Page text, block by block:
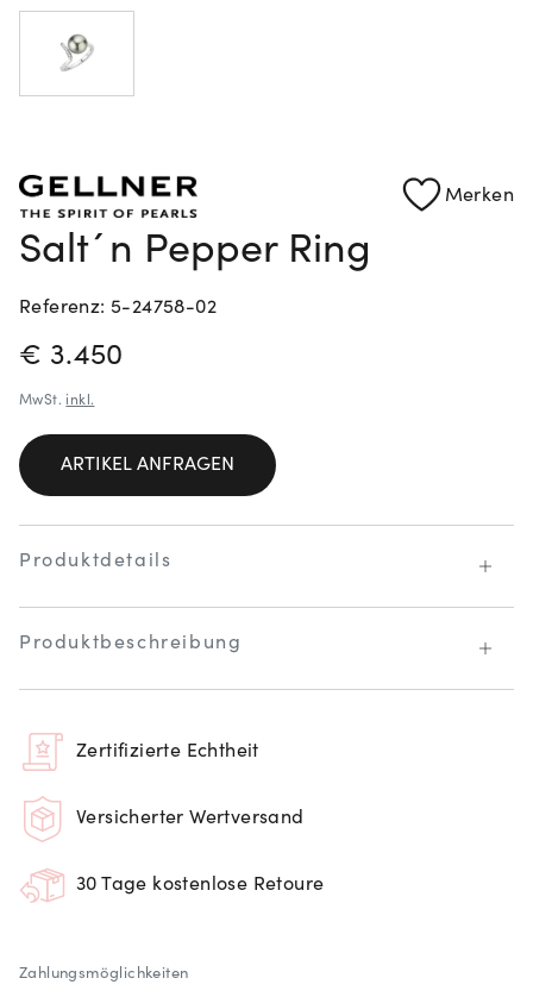
Merken
Salt´n Pepper Ring
Referenz: 5-24758-02
PREISINFORMATIONEN
€ 3.450
MwSt. inkl.
ARTIKEL ANFRAGEN
Produktdetails
Produktbeschreibung
Zertifizierte Echtheit
Versicherter Wertversand
30 Tage kostenlose Retoure
Zahlungsmöglichkeiten